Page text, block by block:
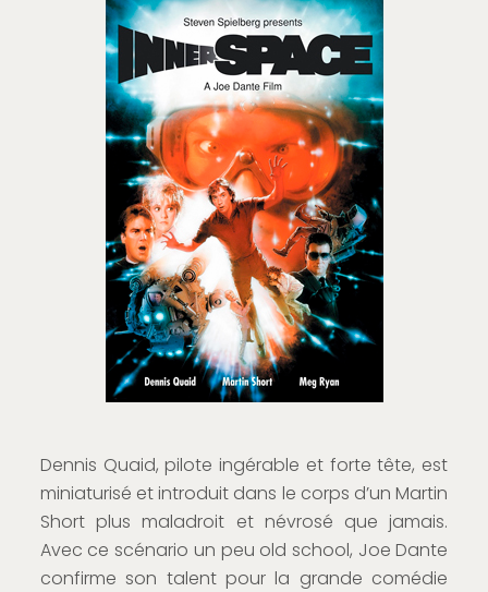
Dennis Quaid, pilote ingérable et forte tête, est
miniaturisé et introduit dans le corps d’un Martin
Short plus maladroit et névrosé que jamais.
Avec ce scénario un peu old school, Joe Dante
confirme son talent pour la grande comédie